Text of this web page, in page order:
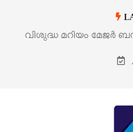
തിരുനാൾ